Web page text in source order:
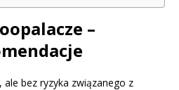
–
ale bez ryzyka związanego z